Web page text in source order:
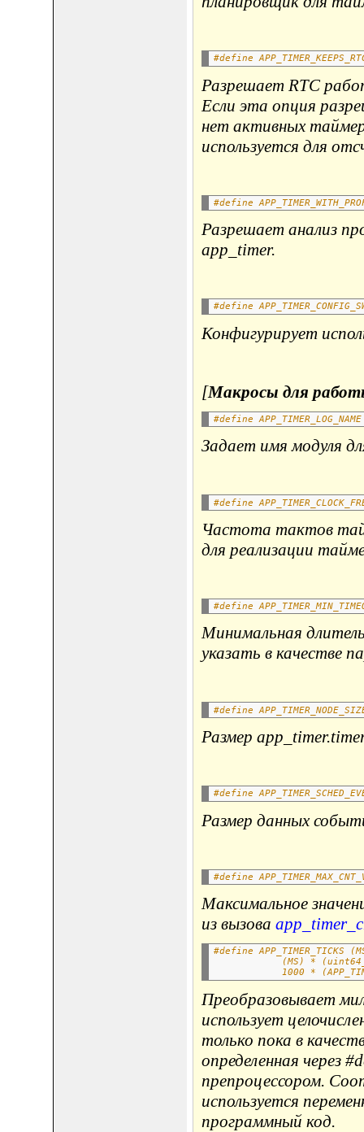
#define
Разрешает RTC
Если эта опция
нет активных
используется для
#define
Разрешает анализ
app_timer.
#define
Конфигурирует
[Макросы для
#define
Задает имя модуля
#define
Частота тактов
для реализации
#define
Минимальная
указать в качестве
#define
Размер
#define
Размер данных
#define
Максимальное
из вызова
#define
(MS) *
1000 *
Преобразовывает
использует
только пока в
определенная через
препроцессором.
используется
программный код.